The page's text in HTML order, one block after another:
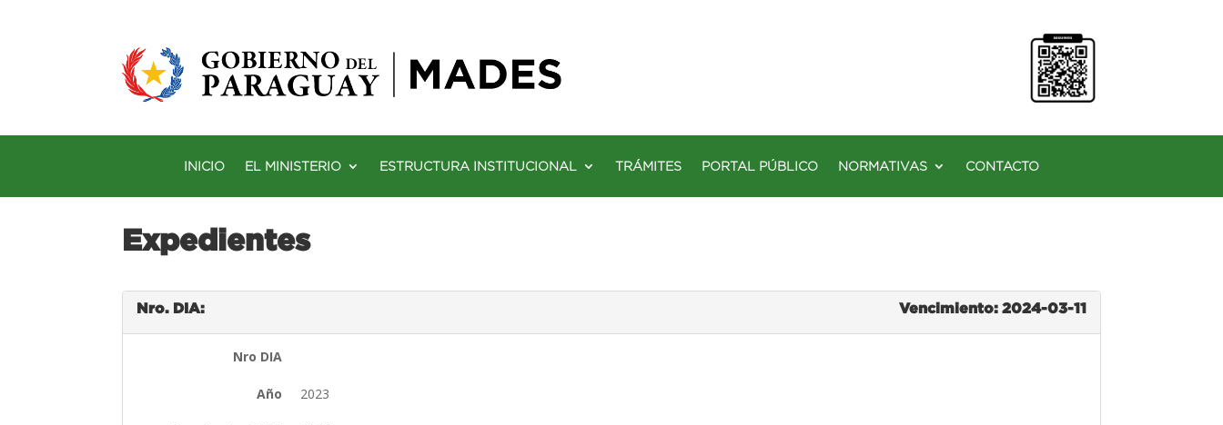
INICIO EL MINISTERIO ESTRUCTURA INSTITUCIONAL TRÁMITES PORTAL PÚBLICO NORMATIVAS CONTACTO
Expedientes
Nro. DIA: Vencimiento: 2024-03-11
Nro DIA
Año 2023